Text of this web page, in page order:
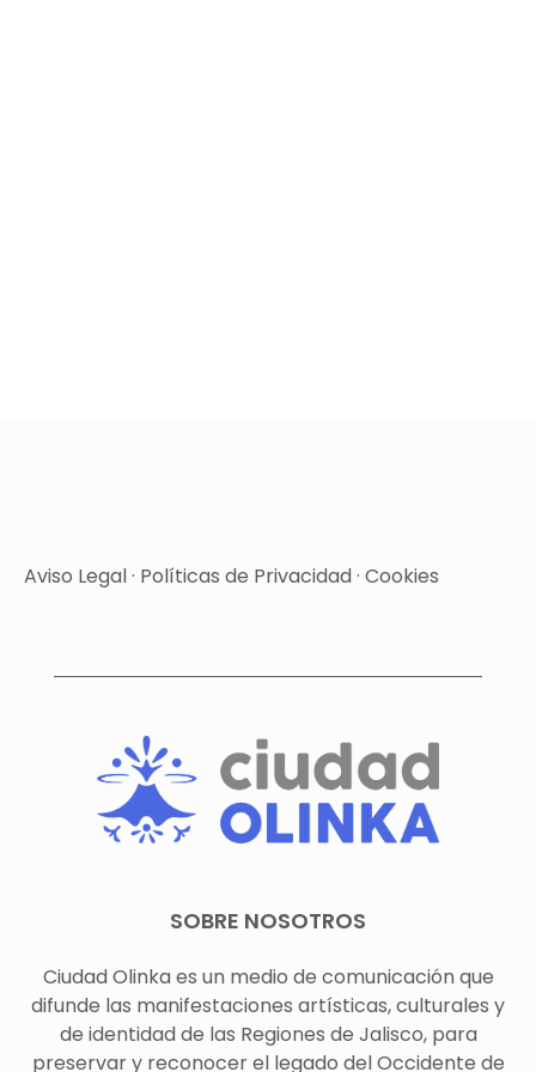
Aviso Legal· Políticas de Privacidad· Cookies
SOBRE NOSOTROS
Ciudad Olinka es un medio de comunicación que
difunde las manifestaciones artísticas, culturales y
de identidad de las Regiones de Jalisco, para
preservar y reconocer el legado del Occidente de